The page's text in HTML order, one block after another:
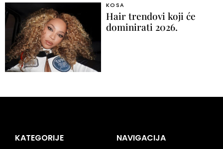
KOSA
Hair trendovi koji će
dominirati 2026.
KATEGORIJE NAVIGACIJA